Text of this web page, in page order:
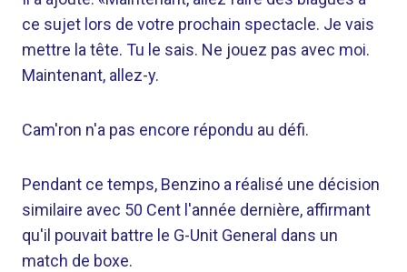
ce sujet lors de votre prochain spectacle. Je vais
mettre la tête. Tu le sais. Ne jouez pas avec moi.
Maintenant, allez-y.
Cam'ron n'a pas encore répondu au défi.
Pendant ce temps, Benzino a réalisé une décision
similaire avec 50 Cent l'année dernière, affirmant
qu'il pouvait battre le G-Unit General dans un
match de boxe.